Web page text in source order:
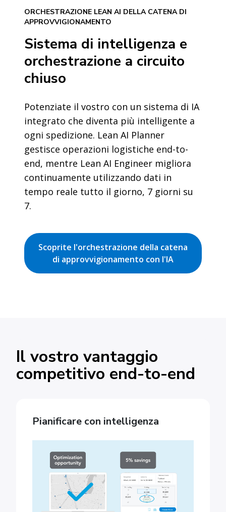
ORCHESTRAZIONE LEAN AI DELLA CATENA DI
APPROVVIGIONAMENTO
Sistema di intelligenza e
orchestrazione a circuito
chiuso
Potenziate il vostro con un sistema di IA
integrato che diventa più intelligente a
ogni spedizione. Lean AI Planner
gestisce operazioni logistiche end-to-
end, mentre Lean AI Engineer migliora
continuamente utilizzando dati in
tempo reale tutto il giorno, 7 giorni su
7.
Scoprite l'orchestrazione della catena
di approvvigionamento con l'IA
Il vostro vantaggio
competitivo end-to-end
Pianificare con intelligenza